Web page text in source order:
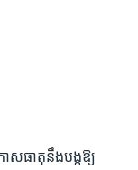
ាសធាតុនឹងបង្កឱ្យ